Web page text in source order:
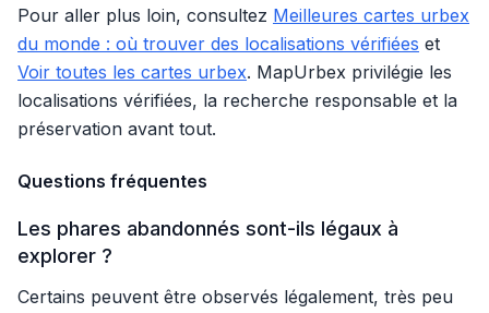
Pour aller plus loin, consultez Meilleures cartes urbex
du monde : où trouver des localisations vérifiées et
Voir toutes les cartes urbex. MapUrbex privilégie les
localisations vérifiées, la recherche responsable et la
préservation avant tout.
Questions fréquentes
Les phares abandonnés sont-ils légaux à
explorer ?
Certains peuvent être observés légalement, très peu